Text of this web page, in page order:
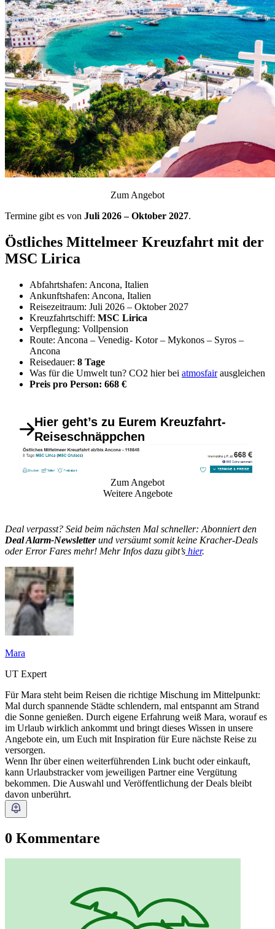
Zum Angebot
Termine gibt es von Juli 2026 – Oktober 2027.
Östliches Mittelmeer Kreuzfahrt mit der
MSC Lirica
Abfahrtshafen: Ancona, Italien
Ankunftshafen: Ancona, Italien
Reisezeitraum: Juli 2026 – Oktober 2027
Kreuzfahrtschiff: MSC Lirica
Verpflegung: Vollpension
Route: Ancona – Venedig- Kotor – Mykonos – Syros –
Ancona
Reisedauer: 8 Tage
Was für die Umwelt tun? CO2 hier bei atmosfairausgleichen
Preis pro Person: 668 €
Hier geht’s zu Eurem Kreuzfahrt-
Reiseschnäppchen
Zum Angebot
Weitere Angebote
Deal verpasst? Seid beim nächsten Mal schneller: Abonniert den
Deal Alarm-Newsletterund versäumt somit keine Kracher-Deals
oder Error Fares mehr! Mehr Infos dazu gibt’s hier.
Mara
UT Expert
Für Mara steht beim Reisen die richtige Mischung im Mittelpunkt:
Mal durch spannende Städte schlendern, mal entspannt am Strand
die Sonne genießen. Durch eigene Erfahrung weiß Mara, worauf es
im Urlaub wirklich ankommt und bringt dieses Wissen in unsere
Angebote ein, um Euch mit Inspiration für Eure nächste Reise zu
versorgen.
Wenn Ihr über einen weiterführenden Link bucht oder einkauft,
kann Urlaubstracker vom jeweiligen Partner eine Vergütung
bekommen. Die Auswahl und Veröffentlichung der Deals bleibt
davon unberührt.
0 Kommentare